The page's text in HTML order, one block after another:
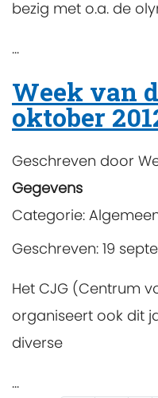
bezig met o.a. de
...
Week van
oktober
Geschreven door
Gegevens
Categorie:
Geschreven: 19
Het CJG (Centrum
organiseert ook dit
diverse
...